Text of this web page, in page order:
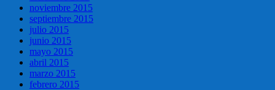
noviembre 2015
septiembre 2015
julio 2015
junio 2015
mayo 2015
abril 2015
marzo 2015
febrero 2015